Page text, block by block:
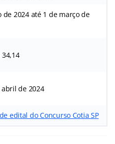
de 2024 até 1 de março de
34,14
abril de 2024
edital do Concurso Cotia SP